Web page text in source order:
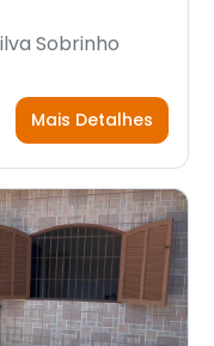
Sobrinho
Mais Detalhes